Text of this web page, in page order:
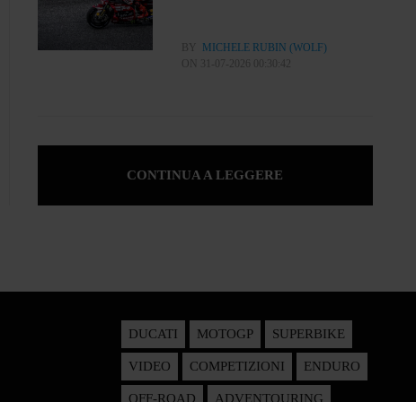
BY
MICHELE RUBIN (WOLF)
ON 31-07-2026 00:30:42
CONTINUA A LEGGERE
DUCATI MOTOGP SUPERBIKE
VIDEO COMPETIZIONI ENDURO
OFF-ROAD ADVENTOURING